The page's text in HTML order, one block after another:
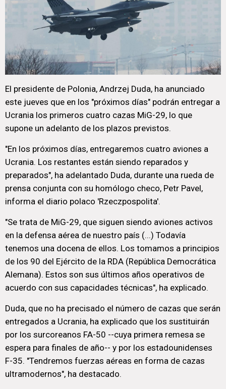
El presidente de Polonia, Andrzej Duda, ha anunciado
este jueves que en los "próximos días" podrán entregar a
Ucrania los primeros cuatro cazas MiG-29, lo que
supone un adelanto de los plazos previstos.
"En los próximos días, entregaremos cuatro aviones a
Ucrania. Los restantes están siendo reparados y
preparados", ha adelantado Duda, durante una rueda de
prensa conjunta con su homólogo checo, Petr Pavel,
informa el diario polaco 'Rzeczpospolita'.
"Se trata de MiG-29, que siguen siendo aviones activos
en la defensa aérea de nuestro país (...) Todavía
tenemos una docena de ellos. Los tomamos a principios
de los 90 del Ejército de la RDA (República Democrática
Alemana). Estos son sus últimos años operativos de
acuerdo con sus capacidades técnicas", ha explicado.
Duda, que no ha precisado el número de cazas que serán
entregados a Ucrania, ha explicado que los sustituirán
por los surcoreanos FA-50 --cuya primera remesa se
espera para finales de año-- y por los estadounidenses
F-35. "Tendremos fuerzas aéreas en forma de cazas
ultramodernos", ha destacado.